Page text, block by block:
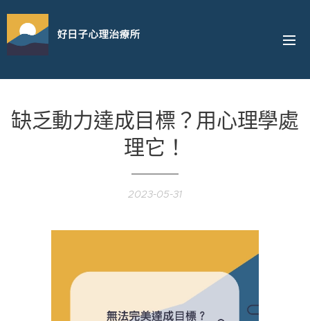
好日子心理治療所
缺乏動力達成目標？用心理學處
理它！
2023-05-31